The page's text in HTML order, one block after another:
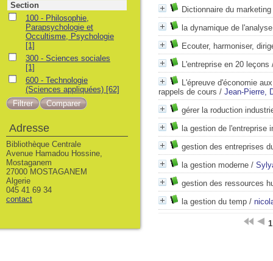
Dictionnaire du marketing
la dynamique de
Ecouter, harmoniser,
L'entreprise en 20 leçons
L'épreuve d'économie
rappels de cours / Jean-Pierre,
gérer la roduction
la gestion de l'entreprise
gestion des entreprises
la gestion moderne /
gestion des ressources
la gestion du temp /
1
Section
100 - Philosophie,
Parapsychologie et
Occultisme, Psychologie
[1]
300 - Sciences sociales
[1]
600 - Technologie
(Sciences appliquées) [62]
Adresse
Bibliothèque Centrale
Avenue Hamadou Hossine,
Mostaganem
27000 MOSTAGANEM
Algerie
045 41 69 34
contact